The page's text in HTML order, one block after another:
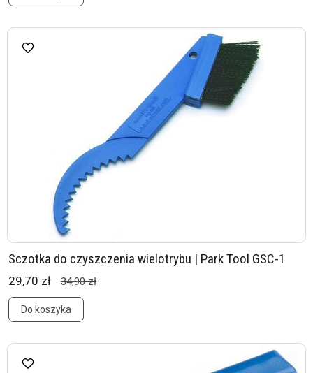
Sczotka do czyszczenia wielotrybu | Park Tool GSC-1
29,70 zł 34,90 zł
Do koszyka